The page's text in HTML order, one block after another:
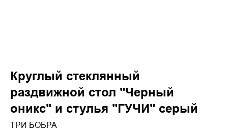
Круглый стеклянный
раздвижной стол "Черный
оникс" и стулья "ГУЧИ" серый
ТРИ БОБРА